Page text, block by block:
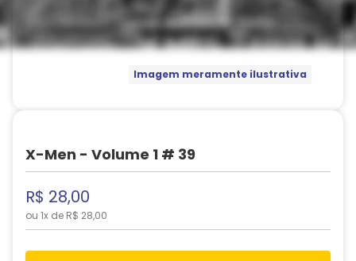
Imagem meramente ilustrativa
X-Men - Volume 1 # 39
R$ 28,00
ou 1x de R$ 28,00